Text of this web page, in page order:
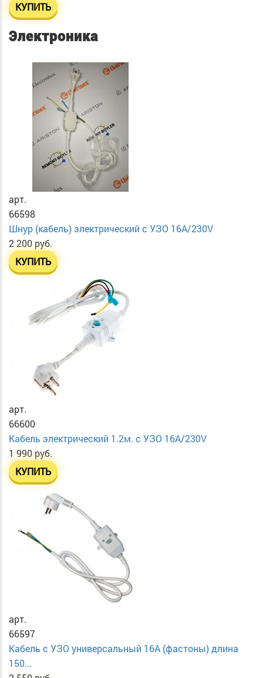
КУПИТЬ
Электроника
арт.
66598
Шнур (кабель) электрический с УЗО 16А/230V
2 200 руб.
КУПИТЬ
арт.
66600
Кабель электрический 1.2м. с УЗО 16А/230V
1 990 руб.
КУПИТЬ
арт.
66597
Кабель с УЗО универсальный 16А (фастоны) длина
150...